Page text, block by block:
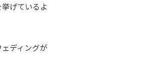
げているよ
ディングが